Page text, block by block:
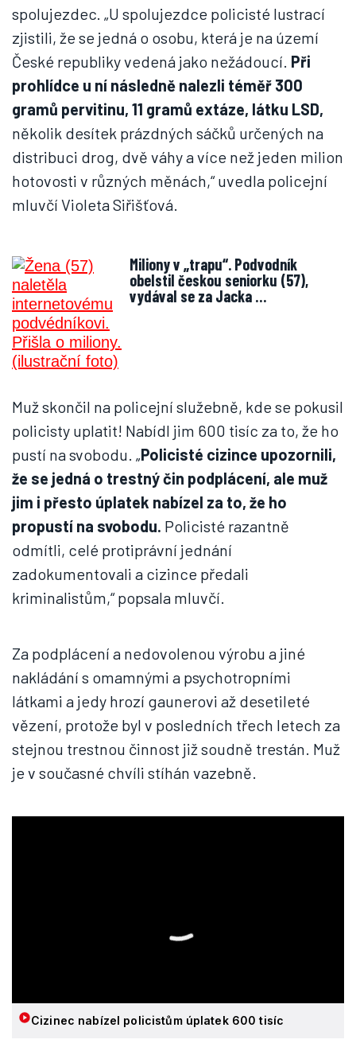
spolujezdec. „U spolujezdce policisté lustrací
zjistili, že se jedná o osobu, která je na území
České republiky vedená jako nežádoucí. Při
prohlídce u ní následně nalezli téměř 300
gramů pervitinu, 11 gramů extáze, látku LSD,
několik desítek prázdných sáčků určených na
distribuci drog, dvě váhy a více než jeden milion
hotovosti v různých měnách,“ uvedla policejní
mluvčí Violeta Siřišťová.
Miliony v „trapu“. Podvodník
obelstil českou seniorku (57),
vydával se za Jacka …
Muž skončil na policejní služebně, kde se pokusil
policisty uplatit! Nabídl jim 600 tisíc za to, že ho
pustí na svobodu. „Policisté cizince upozornili,
že se jedná o trestný čin podplácení, ale muž
jim i přesto úplatek nabízel za to, že ho
propustí na svobodu. Policisté razantně
odmítli, celé protiprávní jednání
zadokumentovali a cizince předali
kriminalistům,“ popsala mluvčí.
Za podplácení a nedovolenou výrobu a jiné
nakládání s omamnými a psychotropními
látkami a jedy hrozí gaunerovi až desetileté
vězení, protože byl v posledních třech letech za
stejnou trestnou činnost již soudně trestán. Muž
je v současné chvíli stíhán vazebně.
Cizinec nabízel policistům úplatek 600 tisíc